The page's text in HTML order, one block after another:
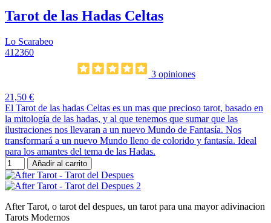
Tarot de las Hadas Celtas
Lo Scarabeo
412360
3 opiniones
21,50 €
El Tarot de las hadas Celtas es un mas que precioso tarot, basado en
la mitología de las hadas, y al que tenemos que sumar que las
ilustraciones nos llevaran a un nuevo Mundo de Fantasía. Nos
transformará a un nuevo Mundo lleno de colorido y fantasía. Ideal
para los amantes del tema de las Hadas.
Añadir al carrito
After Tarot, o tarot del despues, un tarot para una mayor adivinacion
Tarots Modernos